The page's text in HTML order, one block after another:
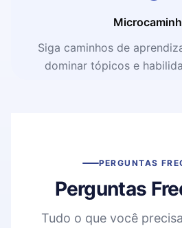
Siga caminhos de
dominar tópicos e
PERGUNTAS
Perguntas
Tudo o que você